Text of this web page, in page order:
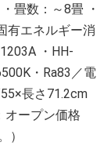
畳数：～8畳 ・
有エネルギー消
・HH-
・Ra83／電
長さ71.2cm
オープン価格
）